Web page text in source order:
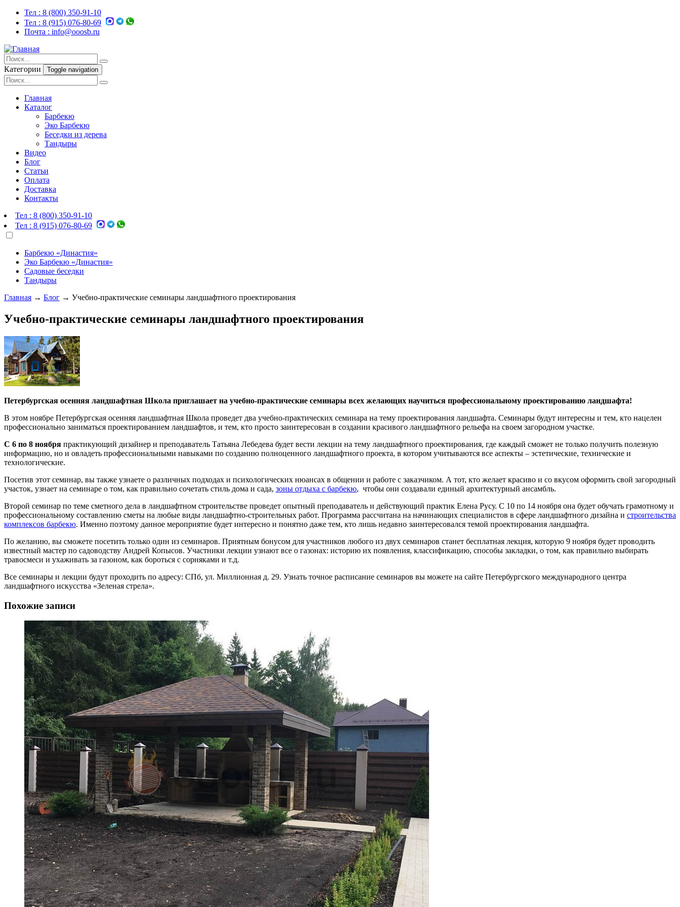
Тел : 8 (800) 350-91-10
Тел : 8 (915) 076-80-69
Почта : info@ooosb.ru
Категории Toggle navigation
Главная
Каталог
Барбекю
Эко Барбекю
Беседки из дерева
Тандыры
Видео
Блог
Статьи
Оплата
Доставка
Контакты
Тел : 8 (800) 350-91-10
Тел : 8 (915) 076-80-69
Барбекю «Династия»
Эко Барбекю «Династия»
Садовые беседки
Тандыры
Главная → Блог → Учебно-практические семинары ландшафтного проектирования
Учебно-практические семинары ландшафтного проектирования
Петербургская осенняя ландшафтная Школа приглашает на учебно-практические семинары всех желающих научиться профессиональному проектированию ландшафта!
В этом ноябре Петербургская осенняя ландшафтная Школа проведет два учебно-практических семинара на тему проектирования ландшафта. Семинары будут интересны и тем, кто нацелен
профессионально заниматься проектированием ландшафтов, и тем, кто просто заинтересован в создании красивого ландшафтного рельефа на своем загородном участке.
С 6 по 8 ноября практикующий дизайнер и преподаватель Татьяна Лебедева будет вести лекции на тему ландшафтного проектирования, где каждый сможет не только получить полезную
информацию, но и овладеть профессиональными навыками по созданию полноценного ландшафтного проекта, в котором учитываются все аспекты – эстетические, технические и
технологические.
Посетив этот семинар, вы также узнаете о различных подходах и психологических нюансах в общении и работе с заказчиком. А тот, кто желает красиво и со вкусом оформить свой загородный
участок, узнает на семинаре о том, как правильно сочетать стиль дома и сада, зоны отдыха с барбекю, чтобы они создавали единый архитектурный ансамбль.
Второй семинар по теме сметного дела в ландшафтном строительстве проведет опытный преподаватель и действующий практик Елена Русу. С 10 по 14 ноября она будет обучать грамотному и
профессиональному составлению сметы на любые виды ландшафтно-строительных работ. Программа рассчитана на начинающих специалистов в сфере ландшафтного дизайна и строительства
комплексов барбекю. Именно поэтому данное мероприятие будет интересно и понятно даже тем, кто лишь недавно заинтересовался темой проектирования ландшафта.
По желанию, вы сможете посетить только один из семинаров. Приятным бонусом для участников любого из двух семинаров станет бесплатная лекция, которую 9 ноября будет проводить
известный мастер по садоводству Андрей Копысов. Участники лекции узнают все о газонах: историю их появления, классификацию, способы закладки, о том, как правильно выбирать
травосмеси и ухаживать за газоном, как бороться с сорняками и т.д.
Все семинары и лекции будут проходить по адресу: СПб, ул. Миллионная д. 29. Узнать точное расписание семинаров вы можете на сайте Петербургского международного центра
ландшафтного искусства «Зеленая стрела».
Похожие записи